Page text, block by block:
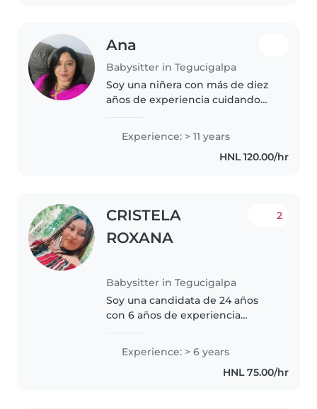
Ana
Babysitter in Tegucigalpa
Soy una niñera con más de diez
años de experiencia cuidando
encanta dibujar, hacer
manualidades, música y juegos
educativos. También preparo
Experience: > 11 years
HNL 120.00/hr
CRISTELA
ROXANA
Babysitter in Tegucigalpa
2
Soy una candidata de 24 años
con 6 años de experiencia
persona responsable, amigable y
paciente. Disfruto mucho
Experience: > 6 years
HNL 75.00/hr